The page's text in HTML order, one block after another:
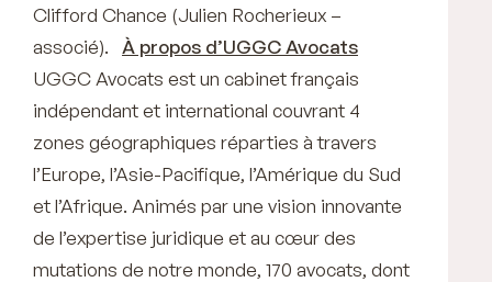
Clifford Chance (Julien Rocherieux –
associé). À propos d’UGGC Avocats
UGGC Avocats est un cabinet français
indépendant et international couvrant 4
zones géographiques réparties à travers
l’Europe, l’Asie-Pacifique, l’Amérique du Sud
et l’Afrique. Animés par une vision innovante
de l’expertise juridique et au cœur des
mutations de notre monde, 170 avocats, dont